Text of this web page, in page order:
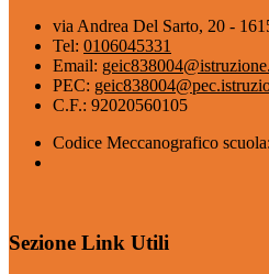
via Andrea Del Sarto, 20 -
Tel: 0106045331
Email:
PEC:
C.F.: 92020560105
Codice Meccanografico
Sezione Link Utili